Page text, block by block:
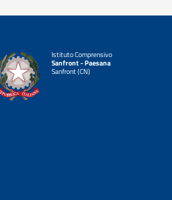
Istituto Comprensivo
Sanfront - Paesana
Sanfront (CN)